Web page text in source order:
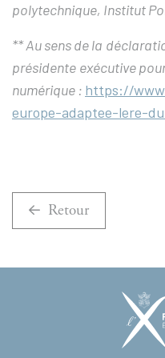
polytechnique, Institut
** Au sens de la
présidente exécutive
numérique : https://
europe-adaptee-lere-
Retour